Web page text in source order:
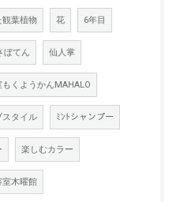
観葉植物 花 6年目
ぼてん 仙人掌
くようかんMAHALO
スタイル ﾐﾝﾄシャンプー
楽しむカラー
木曜館